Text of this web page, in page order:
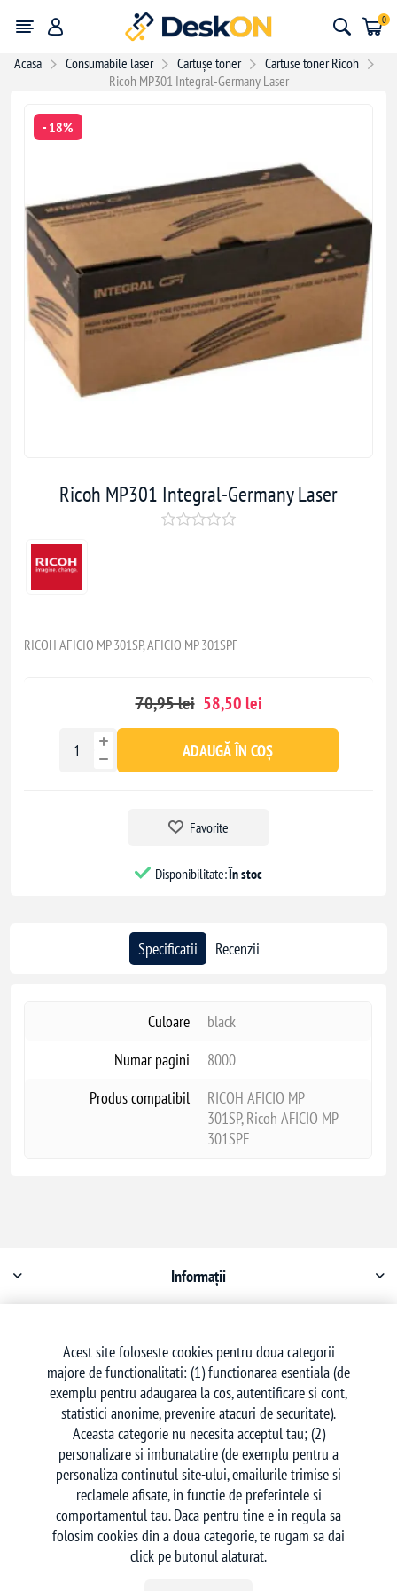
0
Acasa Consumabile laser Cartușe toner
Cartuse toner Ricoh
Ricoh MP301 Integral-Germany Laser
- 18%
Ricoh MP301 Integral-Germany Laser
RICOH AFICIO MP 301SP, AFICIO MP 301SPF
70,95 lei 58,50 lei
ADAUGĂ ÎN COȘ
Favorite
Disponibilitate:În stoc
Specificatii Recenzii
Culoare
black
Numar pagini
8000
Produs compatibil
RICOH AFICIO MP
301SP, Ricoh AFICIO MP
301SPF
Informații
Serviciu clienți
Urmăriți-ne
Acest site foloseste cookies pentru doua categorii
majore de functionalitati: (1) functionarea esentiala (de
exemplu pentru adaugarea la cos, autentificare si cont,
statistici anonime, prevenire atacuri de securitate).
Aceasta categorie nu necesita acceptul tau; (2)
personalizare si imbunatatire (de exemplu pentru a
personaliza continutul site-ului, emailurile trimise si
reclamele afisate, in functie de preferintele si
comportamentul tau. Daca pentru tine e in regula sa
folosim cookies din a doua categorie, te rugam sa dai
click pe butonul alaturat.